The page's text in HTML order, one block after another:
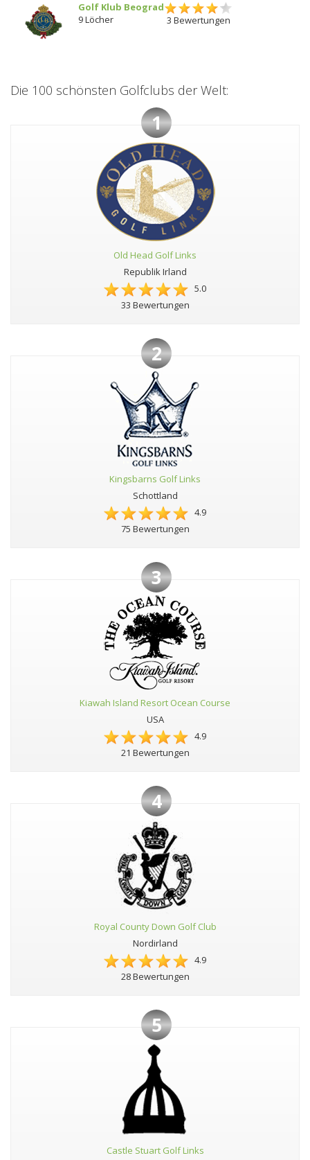
Golf Klub Beograd
9 Löcher
3 Bewertungen
Die 100 schönsten Golfclubs der Welt:
1
Old Head Golf Links
Republik Irland
5.0
33 Bewertungen
2
Kingsbarns Golf Links
Schottland
4.9
75 Bewertungen
3
Kiawah Island Resort Ocean Course
USA
4.9
21 Bewertungen
4
Royal County Down Golf Club
Nordirland
4.9
28 Bewertungen
5
Castle Stuart Golf Links